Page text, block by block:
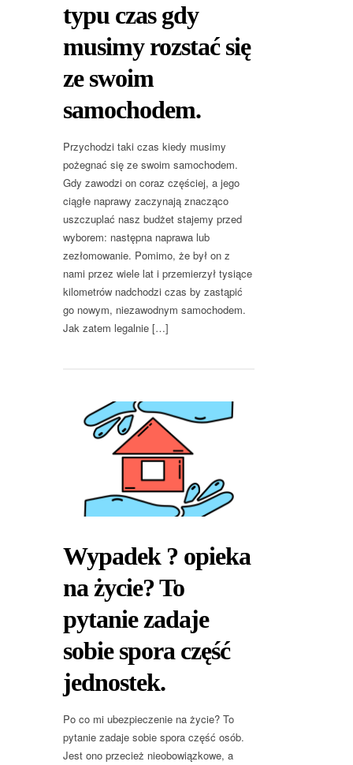
typu czas gdy
musimy rozstać się
ze swoim
samochodem.
Przychodzi taki czas kiedy musimy
pożegnać się ze swoim samochodem.
Gdy zawodzi on coraz częściej, a jego
ciągłe naprawy zaczynają znacząco
uszczuplać nasz budżet stajemy przed
wyborem: następna naprawa lub
zezłomowanie. Pomimo, że był on z
nami przez wiele lat i przemierzył tysiące
kilometrów nadchodzi czas by zastąpić
go nowym, niezawodnym samochodem.
Jak zatem legalnie […]
Wypadek ? opieka
na życie? To
pytanie zadaje
sobie spora część
jednostek.
Po co mi ubezpieczenie na życie? To
pytanie zadaje sobie spora część osób.
Jest ono przecież nieobowiązkowe, a